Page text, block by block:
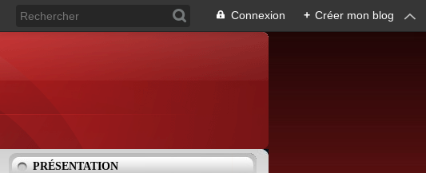
Connexion + Créer mon blog
PRÉSENTATION